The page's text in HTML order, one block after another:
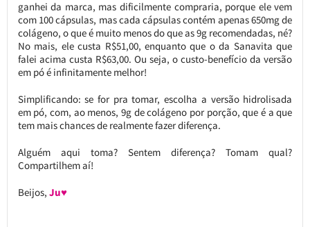
ganhei da marca, mas dificilmente compraria, porque ele vem
com 100 cápsulas, mas cada cápsulas contém apenas 650mg de
colágeno, o que é muito menos do que as 9g recomendadas, né?
No mais, ele custa R$51,00, enquanto que o da Sanavita que
falei acima custa R$63,00. Ou seja, o custo-benefício da versão
em pó é infinitamente melhor!
Simplificando: se for pra tomar, escolha a versão hidrolisada
em pó, com, ao menos, 9g de colágeno por porção, que é a que
tem mais chances de realmente fazer diferença.
Alguém aqui toma? Sentem diferença? Tomam qual?
Compartilhem aí!
Beijos, Ju♥